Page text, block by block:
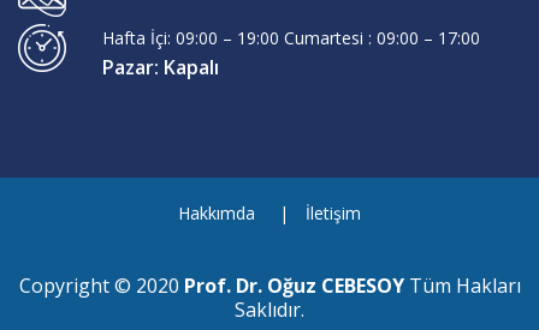
Hafta İçi: 09:00 – 19:00 Cumartesi : 09:00 – 17:00
Pazar: Kapalı
Hakkımda İletişim
Copyright © 2020 Prof. Dr. Oğuz CEBESOY Tüm Hakları
Saklıdır.